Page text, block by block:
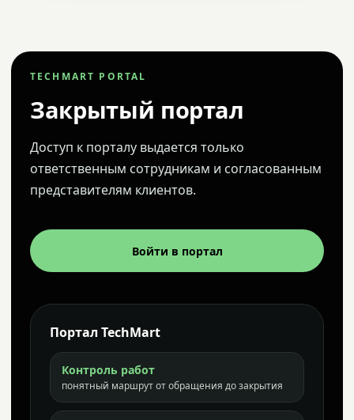
TECHMART PORTAL
Закрытый портал
Доступ к порталу выдается только
ответственным сотрудникам и согласованным
представителям клиентов.
Войти в портал
Портал TechMart
Контроль работ
понятный маршрут от обращения до закрытия